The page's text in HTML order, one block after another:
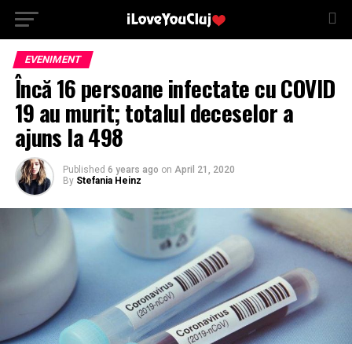
EVENIMENT
Încă 16 persoane infectate cu COVID
19 au murit; totalul deceselor a
ajuns la 498
Published 6 years ago on April 21, 2020
By Stefania Heinz